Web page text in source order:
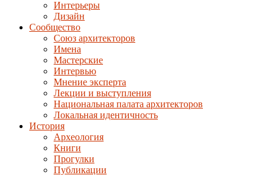
Интерьеры
Дизайн
Сообщество
Союз архитекторов
Имена
Мастерские
Интервью
Мнение эксперта
Лекции и выступления
Национальная палата архитекторов
Локальная идентичность
История
Археология
Книги
Прогулки
Публикации